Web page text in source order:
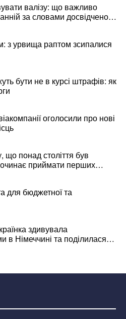
валізу: що важливо
за словами досвідченої
з урвища раптом зсипалися
бути не в курсі штрафів: як
оголосили про нові
що понад століття був
приймати перших
для бюджетної та
здивувала
в Німеччині та поділилася